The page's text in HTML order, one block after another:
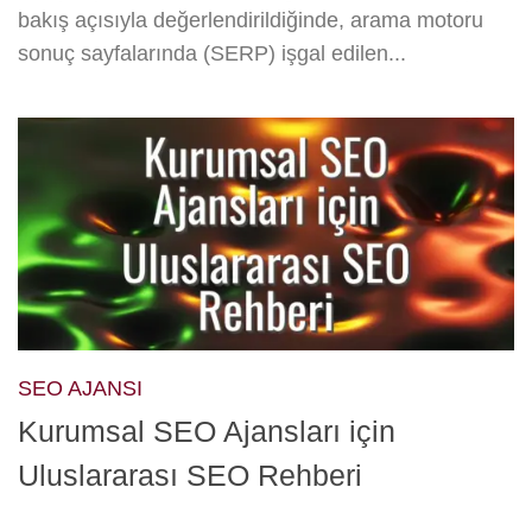
bakış açısıyla değerlendirildiğinde, arama motoru
sonuç sayfalarında (SERP) işgal edilen...
SEO AJANSI
Kurumsal SEO Ajansları için
Uluslararası SEO Rehberi